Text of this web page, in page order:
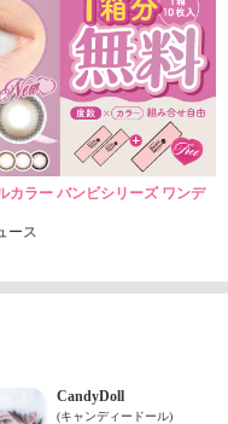
ラー バンビシリーズ ワンデ
ース